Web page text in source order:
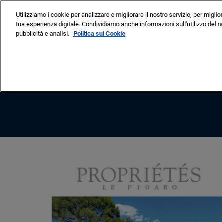
al
contenuto
8-13 Settembre 2026
Elenco
Elenco
Utilizziamo i cookie per analizzare e migliorare il nostro servizio, per
tua esperienza digitale. Condividiamo anche informazioni sull'utilizzo del
pubblicità e analisi. Politica sui Cookie